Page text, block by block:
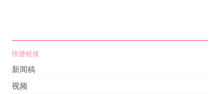
快捷链接
新闻稿
视频